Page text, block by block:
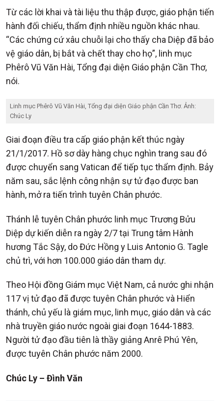
Từ các lời khai và tài liệu thu thập được, giáo phận tiến
hành đối chiếu, thẩm định nhiều nguồn khác nhau.
“Các chứng cứ xâu chuỗi lại cho thấy cha Diệp đã bảo
vệ giáo dân, bị bắt và chết thay cho họ”, linh mục
Phêrô Vũ Văn Hài, Tổng đại diện Giáo phận Cần Thơ,
nói.
Linh mục Phêrô Vũ Văn Hài, Tổng đại diện Giáo phận Cần Thơ. Ảnh:
Chúc Ly
Giai đoạn điều tra cấp giáo phận kết thúc ngày
21/1/2017. Hồ sơ dày hàng chục nghìn trang sau đó
được chuyển sang Vatican để tiếp tục thẩm định. Bảy
năm sau, sắc lệnh công nhận sự tử đạo được ban
hành, mở ra tiến trình tuyên Chân phước.
Thánh lễ tuyên Chân phước linh mục Trương Bửu
Diệp dự kiến diễn ra ngày 2/7 tại Trung tâm Hành
hương Tắc Sậy, do Đức Hồng y Luis Antonio G. Tagle
chủ trì, với hơn 100.000 giáo dân tham dự.
Theo Hội đồng Giám mục Việt Nam, cả nước ghi nhận
117 vị tử đạo đã được tuyên Chân phước và Hiển
thánh, chủ yếu là giám mục, linh mục, giáo dân và các
nhà truyền giáo nước ngoài giai đoạn 1644-1883.
Người tử đạo đầu tiên là thầy giảng Anrê Phú Yên,
được tuyên Chân phước năm 2000.
Chúc Ly – Đình Văn